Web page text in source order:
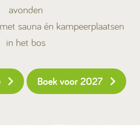
avonden
sauna én kampeerplaatsen
in het bos
Boek voor 2027